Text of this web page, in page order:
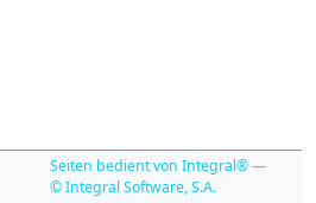
Seiten bedient von Integral® —
© Integral Software, S.A.